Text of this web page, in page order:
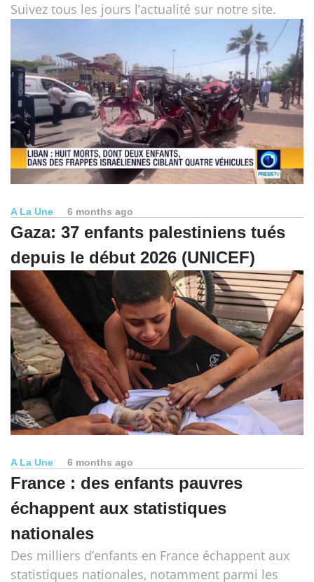
Suivez tous les jours l’actualité sur notre site.
A La Une 6 months ago
Gaza: 37 enfants palestiniens tués
depuis le début 2026 (UNICEF)
A La Une 6 months ago
France : des enfants pauvres
échappent aux statistiques
nationales
Des milliers d’enfants en France échappent aux
statistiques nationales, notamment parmi les